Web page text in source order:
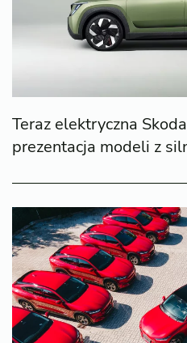
Teraz elektryczna
prezentacja modeli z